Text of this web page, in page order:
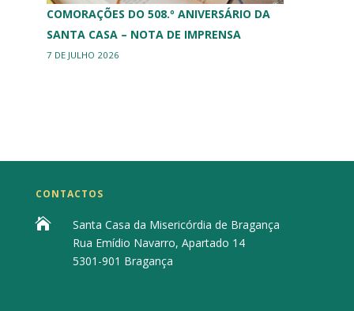
COMORAÇÕES DO 508.º ANIVERSÁRIO DA
SANTA CASA – NOTA DE IMPRENSA
7 DE JULHO 2026
CONTACTOS

Santa Casa da Misericórdia de Bragança
Rua Emídio Navarro, Apartado 14
5301-901 Bragança